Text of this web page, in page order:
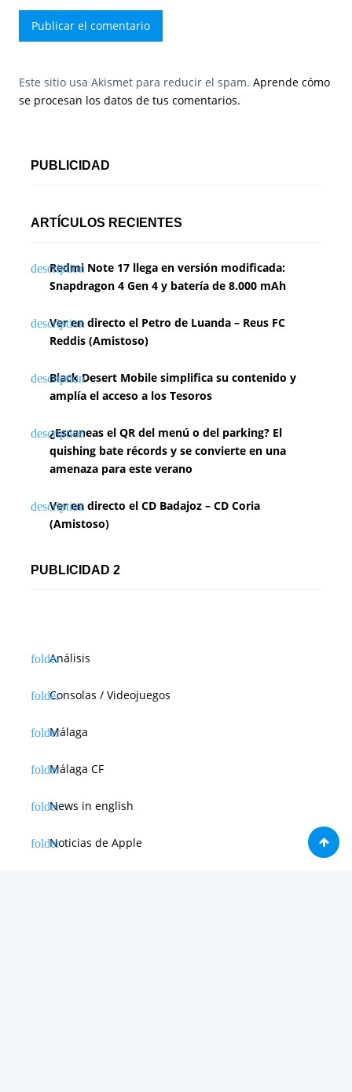
Este sitio usa Akismet para reducir el spam. Aprende cómo
se procesan los datos de tus comentarios.
PUBLICIDAD
ARTÍCULOS RECIENTES
Redmi Note 17 llega en versión modificada:
Snapdragon 4 Gen 4 y batería de 8.000 mAh
Ver en directo el Petro de Luanda – Reus FC
Reddis (Amistoso)
Black Desert Mobile simplifica su contenido y
amplía el acceso a los Tesoros
¿Escaneas el QR del menú o del parking? El
quishing bate récords y se convierte en una
amenaza para este verano
Ver en directo el CD Badajoz – CD Coria
(Amistoso)
PUBLICIDAD 2
Análisis
Consolas / Videojuegos
Málaga
Málaga CF
News in english
Noticias de Apple